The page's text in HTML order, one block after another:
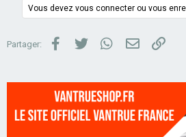
Vous devez vous connecter ou vous
Partager: Facebook
Twitter WhatsApp
Email Lien